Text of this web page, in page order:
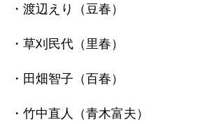
・渡辺えり（豆春）
・草刈民代（里春）
・田畑智子（百春）
・竹中直人（青木富夫）